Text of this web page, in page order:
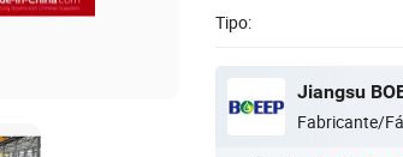
Tipo:
Fabricante/